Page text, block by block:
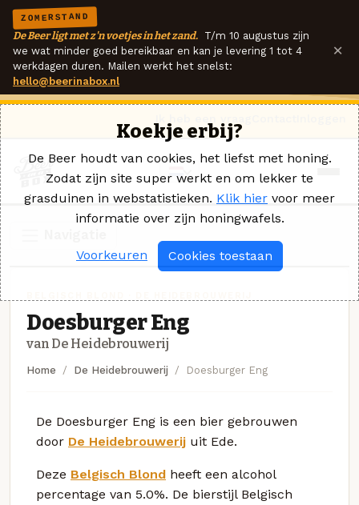
ZOMERSTAND
De Beer ligt met z'n voetjes in het zand. T/m 10 augustus zijn
we wat minder goed bereikbaar en kan je levering 1 tot 4
werkdagen duren. Mailen werkt het snelst:
hello@beerinabox.nl
×
Doesburger Eng
van De Heidebrouwerij
Home De Heidebrouwerij Doesburger Eng
De Doesburger Eng is een bier gebrouwen
door De Heidebrouwerij uit Ede.
Deze Belgisch Blond heeft een alcohol
percentage van 5.0%. De bierstijl Belgisch
Koekje erbij?
De Beer houdt van cookies, het liefst met honing.
Zodat zijn site super werkt en om lekker te
grasduinen in webstatistieken. Klik hier voor meer
informatie over zijn honingwafels.
Voorkeuren Cookies toestaan